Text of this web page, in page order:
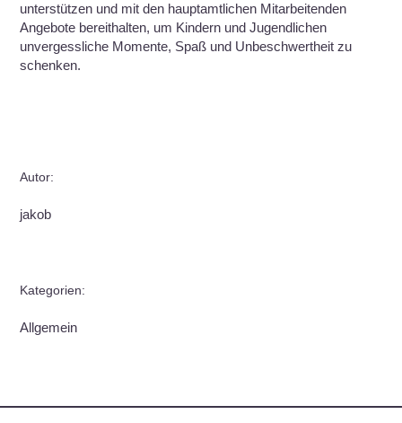
unterstützen und mit den hauptamtlichen Mitarbeitenden
Angebote bereithalten, um Kindern und Jugendlichen
unvergessliche Momente, Spaß und Unbeschwertheit zu
schenken.
Autor:
jakob
Kategorien:
Allgemein